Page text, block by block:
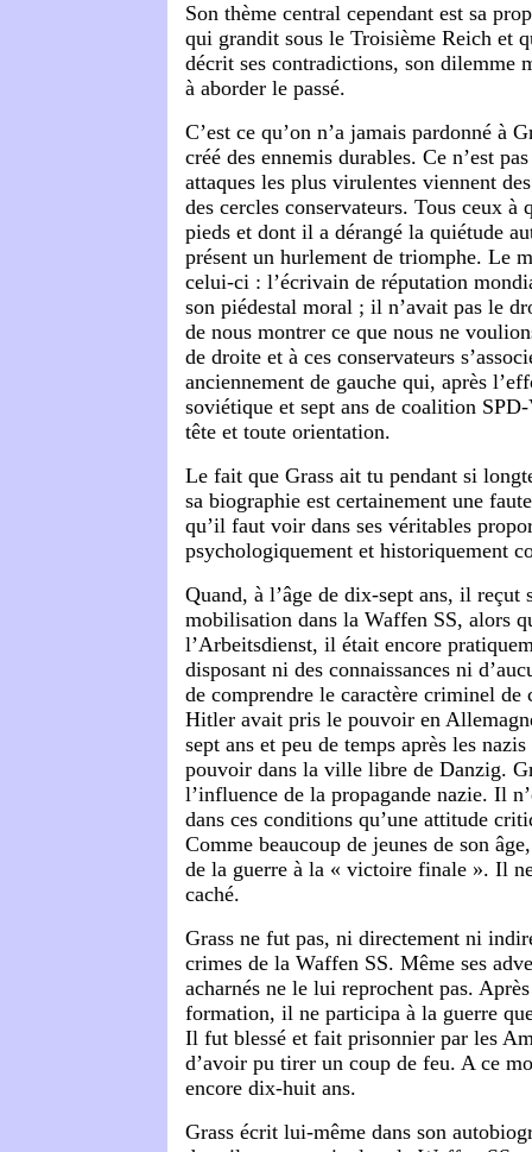
Son thème central cependant est sa
qui grandit sous le Troisième Reich et
décrit ses contradictions, son dilemme
à aborder le passé.
C’est ce qu’on n’a jamais pardonné à
créé des ennemis durables. Ce n’est
attaques les plus virulentes viennent
des cercles conservateurs. Tous ceux à
pieds et dont il a dérangé la quiétude
présent un hurlement de triomphe. Le
celui-ci : l’écrivain de réputation
son piédestal moral ; il n’avait pas le
de nous montrer ce que nous ne
de droite et à ces conservateurs
anciennement de gauche qui, après
soviétique et sept ans de coalition
tête et toute orientation.
Le fait que Grass ait tu pendant si
sa biographie est certainement une
qu’il faut voir dans ses véritables
psychologiquement et historiquement
Quand, à l’âge de dix-sept ans, il reçut
mobilisation dans la Waffen SS, alors
l’Arbeitsdienst, il était encore
disposant ni des connaissances ni
de comprendre le caractère criminel de
Hitler avait pris le pouvoir en
sept ans et peu de temps après les
pouvoir dans la ville libre de Danzig.
l’influence de la propagande nazie. Il
dans ces conditions qu’une attitude
Comme beaucoup de jeunes de son
de la guerre à la « victoire finale ». Il
caché.
Grass ne fut pas, ni directement ni
crimes de la Waffen SS. Même ses
acharnés ne le lui reprochent pas.
formation, il ne participa à la guerre
Il fut blessé et fait prisonnier par les
d’avoir pu tirer un coup de feu. A ce
encore dix-huit ans.
Grass écrit lui-même dans son